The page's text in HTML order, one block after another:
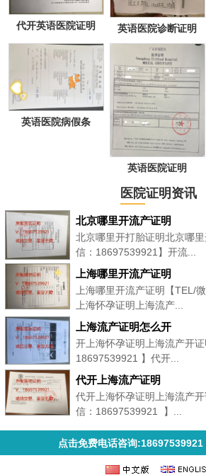
代开英语医院证明 英语医院诊断证明
英语医院病假条
英语医院证明
医院证明资讯
北京哪里开流产证明
北京哪里开打胎证明北京哪
信：18697539921】开流...
上海哪里开流产证明
上海哪里开流产证明【TEL/
上海怀孕证明上海流产...
上海流产证明怎么开
开上海怀孕证明上海流产开
18697539921 】代开...
代开上海流产证明
代开上海怀孕证明上海流产
信：18697539921 】...
点击免费电话咨询:18697539921